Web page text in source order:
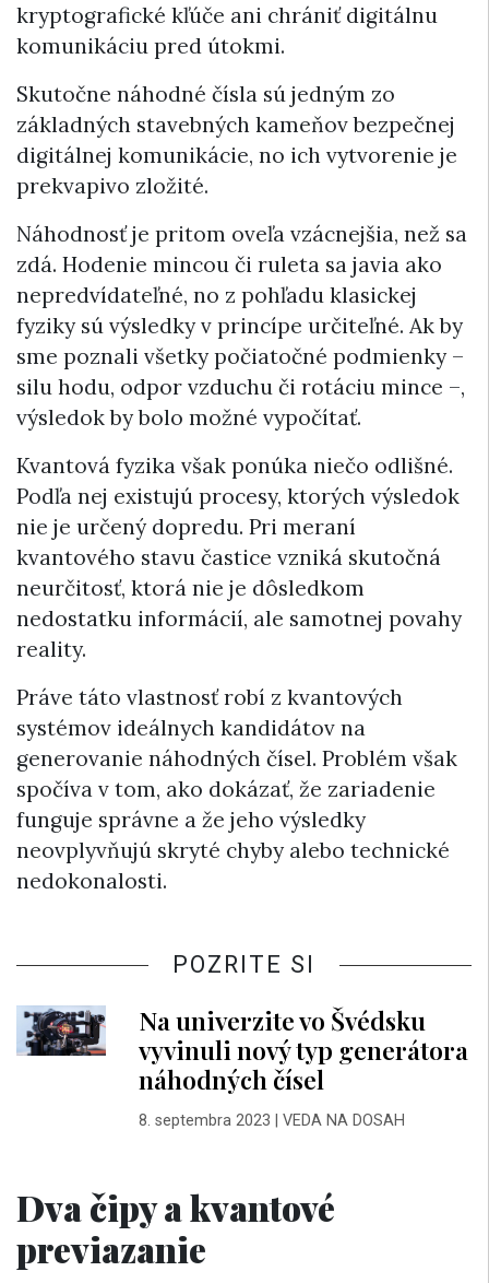
kryptografické kľúče ani chrániť digitálnu
komunikáciu pred útokmi.
Skutočne náhodné čísla sú jedným zo
základných stavebných kameňov bezpečnej
digitálnej komunikácie, no ich vytvorenie je
prekvapivo zložité.
Náhodnosť je pritom oveľa vzácnejšia, než sa
zdá. Hodenie mincou či ruleta sa javia ako
nepredvídateľné, no z pohľadu klasickej
fyziky sú výsledky v princípe určiteľné. Ak by
sme poznali všetky počiatočné podmienky –
silu hodu, odpor vzduchu či rotáciu mince –,
výsledok by bolo možné vypočítať.
Kvantová fyzika však ponúka niečo odlišné.
Podľa nej existujú procesy, ktorých výsledok
nie je určený dopredu. Pri meraní
kvantového stavu častice vzniká skutočná
neurčitosť, ktorá nie je dôsledkom
nedostatku informácií, ale samotnej povahy
reality.
Práve táto vlastnosť robí z kvantových
systémov ideálnych kandidátov na
generovanie náhodných čísel. Problém však
spočíva v tom, ako dokázať, že zariadenie
funguje správne a že jeho výsledky
neovplyvňujú skryté chyby alebo technické
nedokonalosti.
POZRITE SI
Na univerzite vo Švédsku
vyvinuli nový typ generátora
náhodných čísel
8. septembra 2023 VEDA NA DOSAH
Dva čipy a kvantové
previazanie